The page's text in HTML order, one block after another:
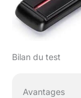
Bilan du test
Avantages